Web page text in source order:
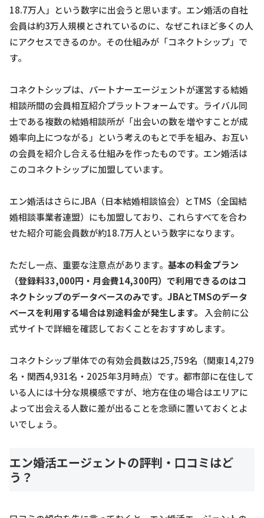
18.7万人」という数字に出会うと思います。エン婚活の自社
会員は約3万人規模とされているのに、なぜこれほど多くの人
にアクセスできるのか。その仕組みが「コネクトシップ」で
す。
コネクトシップは、パートナーエージェントが運営する結婚
相談所間の会員相互紹介プラットフォームです。ライバル同
士である複数の結婚相談所が「出会いの数を増やすことが成
婚率向上につながる」という考えのもとで手を組み、お互い
の会員を紹介し合える仕組みを作ったものです。エン婚活は
このコネクトシップに加盟しています。
エン婚活はさらにJBA（日本結婚相談協会）とTMS（全国結
婚相談事業者連盟）にも加盟しており、これらすべてを合わ
せた紹介可能会員数が約18.7万人という数字になります。
ただし一点、重要な注意点があります。 基本の料金プラン
（登録料33,000円・月会費14,300円）で利用できるのはコ
ネクトシップのデータベースのみです。JBAとTMSのデータ
ベースを利用する場合は別途料金が発生します。
入会前に公
式サイトで詳細を確認しておくことをおすすめします。
コネクトシップ単体での有効会員数は25,759名（関東14,279
名・関西4,931名・2025年3月時点）です。都市部に在住して
いる人には十分な規模感ですが、地方在住の場合はエリアに
よって出会える人数に差が出ることを念頭に置いておくとよ
いでしょう。
エン婚活エージェントの評判・口コミはど
う？